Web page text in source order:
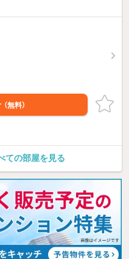
（無料）
ての部屋を見る